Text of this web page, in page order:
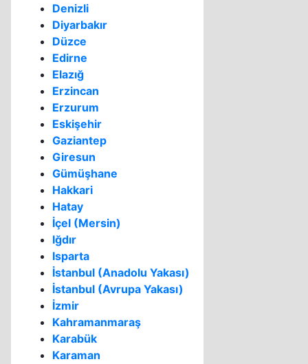
Denizli
Diyarbakır
Düzce
Edirne
Elazığ
Erzincan
Erzurum
Eskişehir
Gaziantep
Giresun
Gümüşhane
Hakkari
Hatay
İçel (Mersin)
Iğdır
Isparta
İstanbul (Anadolu Yakası)
İstanbul (Avrupa Yakası)
İzmir
Kahramanmaraş
Karabük
Karaman